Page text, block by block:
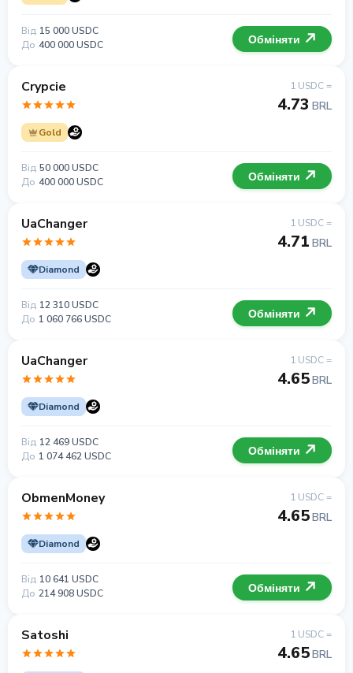
Від 15 000 USDC
До 400 000 USDC Обміняти
Crypcie
Gold
1 USDC =
4.73 BRL
Від 50 000 USDC
До 400 000 USDC Обміняти
UaChanger
Diamond
1 USDC =
4.71 BRL
Від 12 310 USDC
До 1 060 766 USDC Обміняти
UaChanger
Diamond
1 USDC =
4.65BRL
Від 12 469 USDC
До 1 074 462 USDC Обміняти
ObmenMoney
Diamond
1 USDC =
4.65BRL
Від 10 641 USDC
До 214 908 USDC Обміняти
Satoshi 1 USDC =
4.65BRL